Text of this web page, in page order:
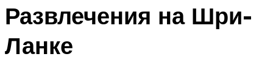
Развлечения на Шри-
Ланке